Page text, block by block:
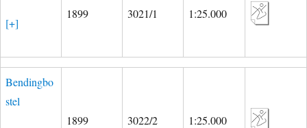
[+]
1899 3021/1 1:25.000
Bendingbo
stel
1899 3022/2 1:25.000